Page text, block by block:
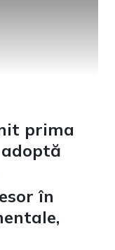
prima
în